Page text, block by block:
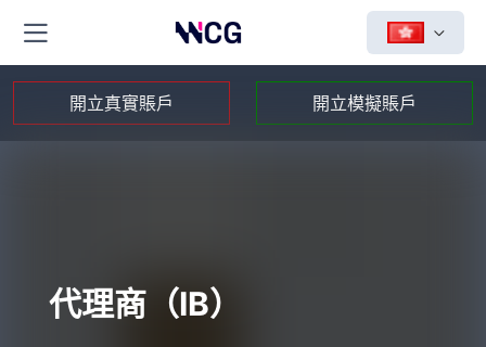
開立真實賬戶 開立模擬賬戶
代理商（IB）